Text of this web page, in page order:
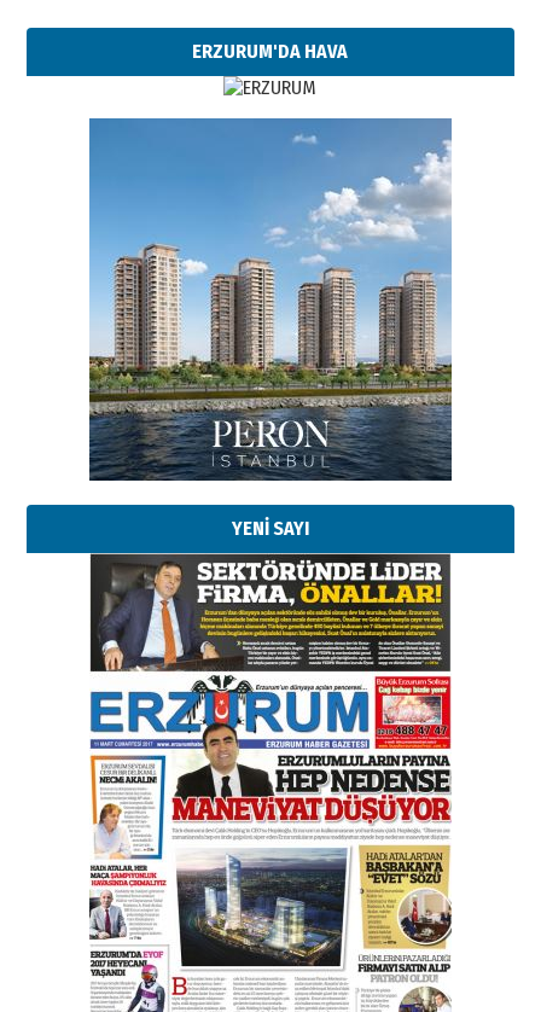
ERZURUM'DA HAVA
YENİ SAYI
Esat BİNDESEN
Başkan Sekmen’den Erzurum’a
bir vizyon proje daha!
02 Ağustos 2026 Pazar
Kadir SABUNCUOĞLU
Erzurumspor’un köşe taşları
29 Haziran 2026 Pazartesi
Kenan GÜLERCİ